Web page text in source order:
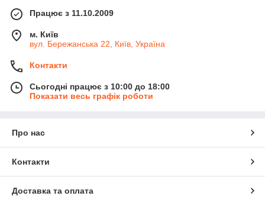
Працює з 11.10.2009
м. Київ
вул. Бережанська 22, Київ, Україна
Контакти
Сьогодні працює з 10:00 до 18:00
Показати весь графік роботи
Про нас
Контакти
Доставка та оплата